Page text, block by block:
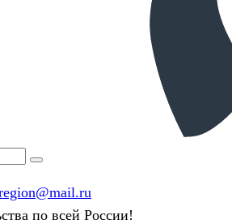
по всей России!